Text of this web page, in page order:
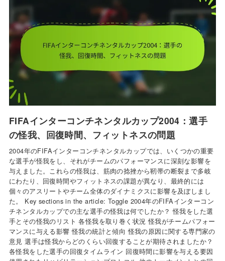
FIFAインターコンチネンタルカップ2004：選手
の怪我、回復時間、フィットネスの問題
2004年のFIFAインターコンチネンタルカップでは、いくつかの重要
な選手が怪我をし、それがチームのパフォーマンスに深刻な影響を
与えました。これらの怪我は、筋肉の捻挫から靭帯の断裂まで多岐
にわたり、回復時間やフィットネスの課題が異なり、最終的には
個々のアスリートやチーム全体のダイナミクスに影響を及ぼしまし
た。 Key sections in the article: Toggle 2004年のFIFAインターコン
チネンタルカップでの主な選手の怪我は何でしたか？ 怪我をした選
手とその怪我のリスト 各怪我を取り巻く状況 怪我がチームパフォー
マンスに与える影響 怪我の統計と傾向 怪我の原因に関する専門家の
意見 選手は怪我からどのくらい回復することが期待されましたか？
各怪我をした選手の回復タイムライン 回復時間に影響を与える要因